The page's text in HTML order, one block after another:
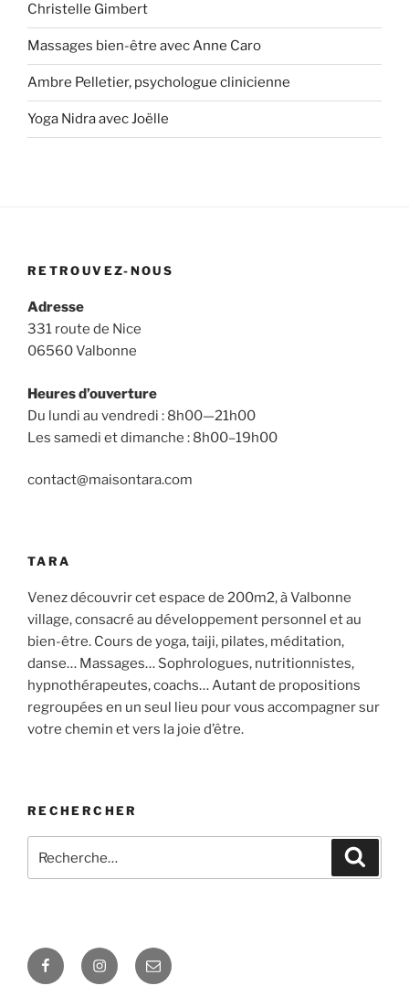
Christelle Gimbert
Massages bien-être avec Anne Caro
Ambre Pelletier, psychologue clinicienne
Yoga Nidra avec Joëlle
RETROUVEZ-NOUS
Adresse
331 route de Nice
06560 Valbonne
Heures d’ouverture
Du lundi au vendredi : 8h00—21h00
Les samedi et dimanche : 8h00–19h00
contact@maisontara.com
TARA
Venez découvrir cet espace de 200m2, à Valbonne
village, consacré au développement personnel et au
bien-être. Cours de yoga, taiji, pilates, méditation,
danse… Massages… Sophrologues, nutritionnistes,
hypnothérapeutes, coachs… Autant de propositions
regroupées en un seul lieu pour vous accompagner sur
votre chemin et vers la joie d’être.
RECHERCHER
pour
FacebookInstagram
E-
mail